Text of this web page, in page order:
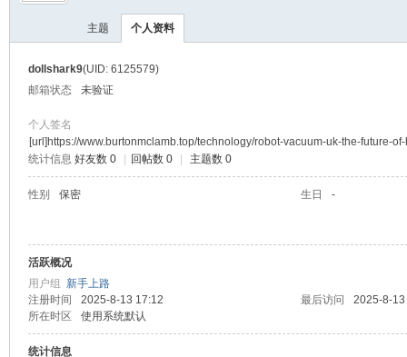
›
主题 个人资料
dollshark9(UID: 6125579)
邮箱状态
未验证
个人签名
[url]https://www.burtonmclamb.top/technology/robot-vacuum-uk-the-future-
统计信息 好友数 0 回帖数 0 主题数 0
性别 保密 生日 -
活跃概况
用户组 新手上路
注册时间
2025-8-13 17:12 最后访问
2025-8-
所在时区
使用系统默认
统计信息